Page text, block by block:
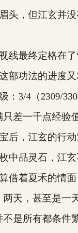
，但江玄并没
最终定格在了“
功法的进度又
3/4（2309/
差一千点经验
，江玄的行动
品灵石，江玄
着夏禾的情面
，甚至是一
所有都条件